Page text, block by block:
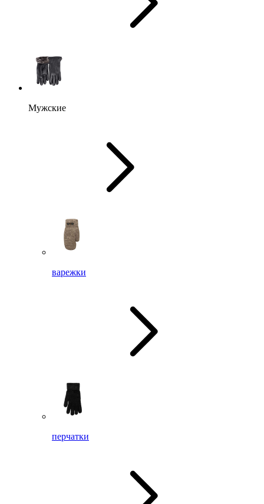
Мужские
варежки
перчатки